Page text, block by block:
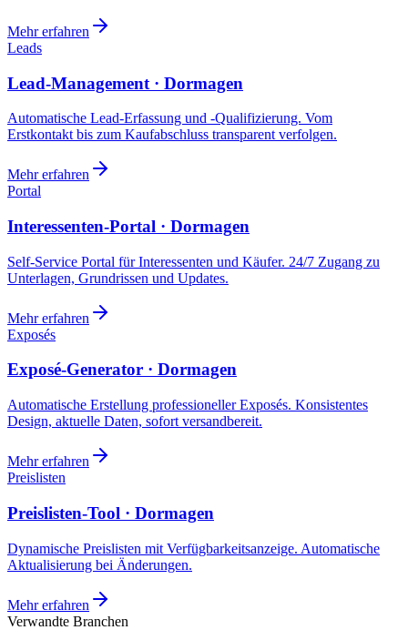
Mehr erfahren
Leads
Lead-Management · Dormagen
Automatische Lead-Erfassung und -Qualifizierung. Vom
Erstkontakt bis zum Kaufabschluss transparent verfolgen.
Mehr erfahren
Portal
Interessenten-Portal · Dormagen
Self-Service Portal für Interessenten und Käufer. 24/7 Zugang zu
Unterlagen, Grundrissen und Updates.
Mehr erfahren
Exposés
Exposé-Generator · Dormagen
Automatische Erstellung professioneller Exposés. Konsistentes
Design, aktuelle Daten, sofort versandbereit.
Mehr erfahren
Preislisten
Preislisten-Tool · Dormagen
Dynamische Preislisten mit Verfügbarkeitsanzeige. Automatische
Aktualisierung bei Änderungen.
Mehr erfahren
Verwandte Branchen